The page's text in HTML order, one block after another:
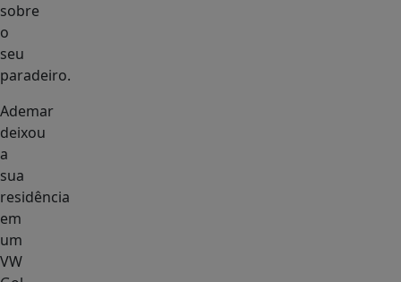
sobre
o
seu
paradeiro.
Ademar
deixou
a
sua
residência
em
um
VW